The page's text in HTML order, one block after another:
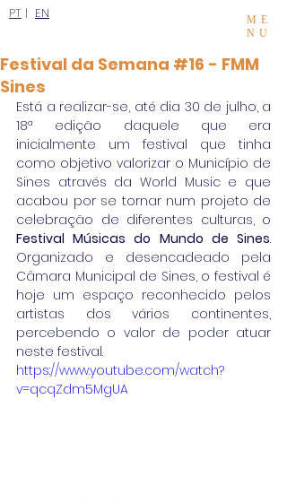
PT | EN
ME
NU
Festival da Semana #16 - FMM
Sines
Está a realizar-se, até dia 30 de julho, a
18ª edição daquele que era
inicialmente um festival que tinha
como objetivo valorizar o Município de
Sines através da World Music e que
acabou por se tornar num projeto de
Festival Músicas do Mundo de Sines.
Organizado e desencadeado pela
Câmara Municipal de Sines, o festival é
hoje um espaço reconhecido pelos
artistas dos vários continentes,
percebendo o valor de poder atuar
neste festival.
https://www.youtube.com/watch?
v=qcqZdm5MgUA